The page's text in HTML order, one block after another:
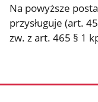
Na powyższe
przysługuje (art.
zw. z art. 465 § 1